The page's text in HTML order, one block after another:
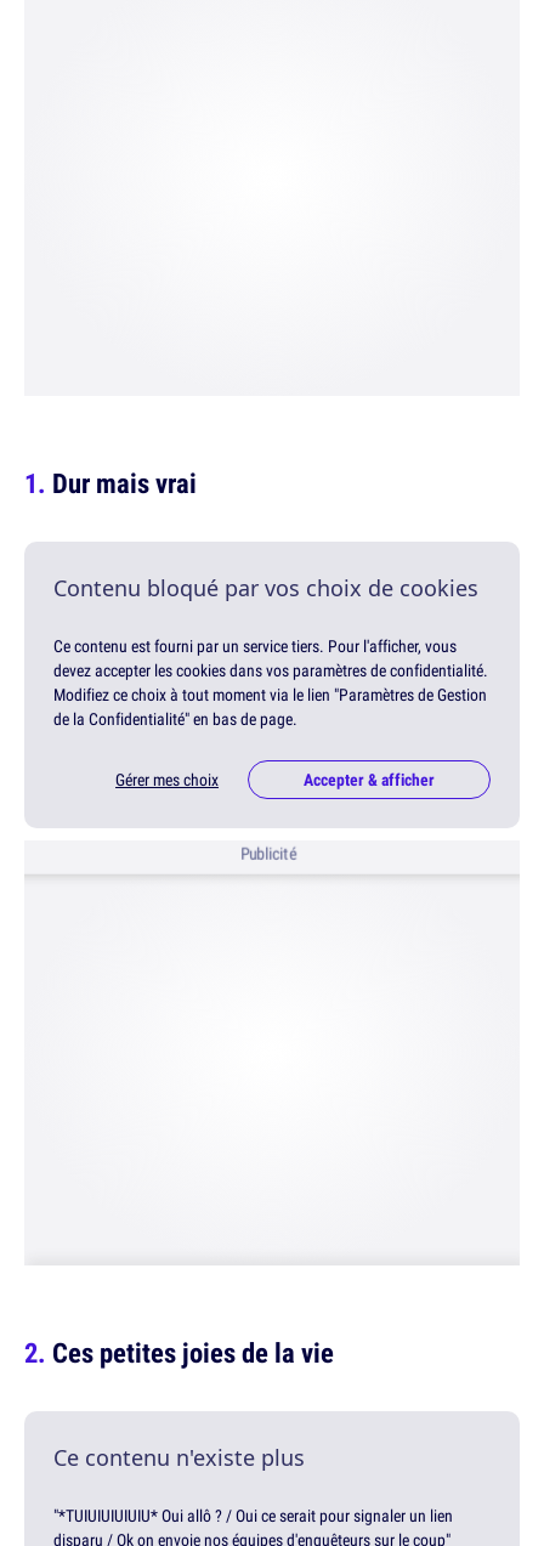
Dur mais vrai
Contenu bloqué par vos choix de cookies
Ce contenu est fourni par un service tiers. Pour l'afficher, vous
devez accepter les cookies dans vos paramètres de confidentialité.
Modifiez ce choix à tout moment via le lien "Paramètres de Gestion
de la Confidentialité" en bas de page.
Gérer mes choix Accepter & afficher
Publicité
Ces petites joies de la vie
Ce contenu n'existe plus
"*TUIUIUIUIUIU* Oui allô ? / Oui ce serait pour signaler un lien
disparu / Ok on envoie nos équipes d'enquêteurs sur le coup"